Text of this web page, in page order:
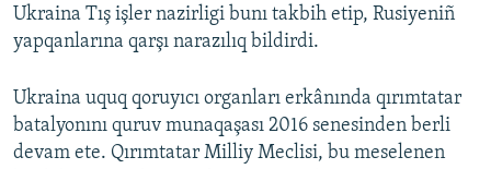
Ukraina Tış işler nazirligi bunı takbih etip, Rusiyeniñ
yapqanlarına qarşı narazılıq bildirdi.
Ukraina uquq qoruyıcı organları erkânında qırımtatar
batalyonını quruv munaqaşası 2016 senesinden berli
devam ete. Qırımtatar Milliy Meclisi, bu meselenen